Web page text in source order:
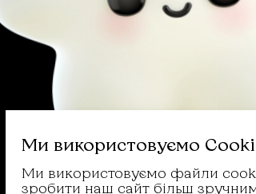
Ми використовуємо
Ми використовуємо файли
зробити наш сайт більш